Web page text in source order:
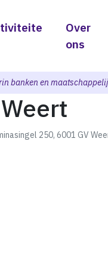
Over
ons
banken en
250, 6001 GV